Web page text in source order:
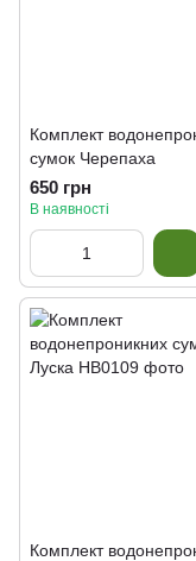
Комплект
сумок Черепаха
650 грн
В наявності
Комплект